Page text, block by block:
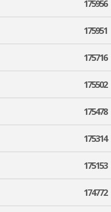
175956
175951
175716
175502
175478
175314
175153
174772